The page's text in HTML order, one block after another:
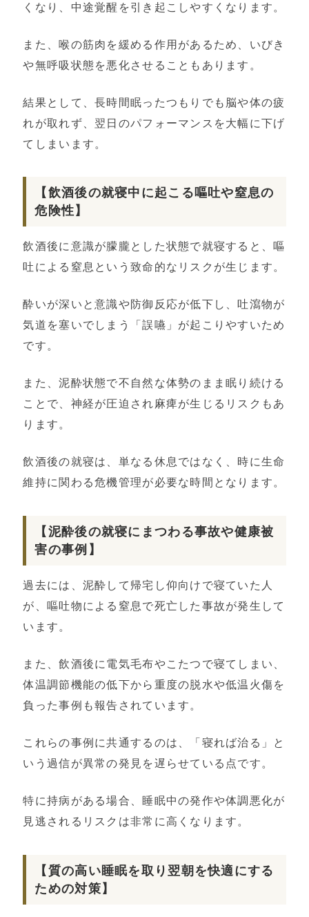
くなり、中途覚醒を引き起こしやすくなります。
また、喉の筋肉を緩める作用があるため、いびき
や無呼吸状態を悪化させることもあります。
結果として、長時間眠ったつもりでも脳や体の疲
れが取れず、翌日のパフォーマンスを大幅に下げ
てしまいます。
【飲酒後の就寝中に起こる嘔吐や窒息の
危険性】
飲酒後に意識が朦朧とした状態で就寝すると、嘔
吐による窒息という致命的なリスクが生じます。
酔いが深いと意識や防御反応が低下し、吐瀉物が
気道を塞いでしまう「誤嚥」が起こりやすいため
です。
また、泥酔状態で不自然な体勢のまま眠り続ける
ことで、神経が圧迫され麻痺が生じるリスクもあ
ります。
飲酒後の就寝は、単なる休息ではなく、時に生命
維持に関わる危機管理が必要な時間となります。
【泥酔後の就寝にまつわる事故や健康被
害の事例】
過去には、泥酔して帰宅し仰向けで寝ていた人
が、嘔吐物による窒息で死亡した事故が発生して
います。
また、飲酒後に電気毛布やこたつで寝てしまい、
体温調節機能の低下から重度の脱水や低温火傷を
負った事例も報告されています。
これらの事例に共通するのは、「寝れば治る」と
いう過信が異常の発見を遅らせている点です。
特に持病がある場合、睡眠中の発作や体調悪化が
見逃されるリスクは非常に高くなります。
【質の高い睡眠を取り翌朝を快適にする
ための対策】